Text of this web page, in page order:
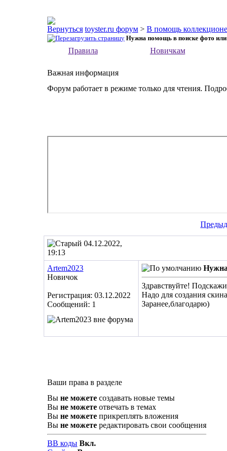
toyster.ru форум > В помощь
Нужна помощь в поиске фото
Правила
Новичкам
Важная информация
Форум работает в режиме только для чтения.
04.12.2022,
19:13
Artem2023
Новичок
Регистрация: 03.12.2022
Сообщений: 1
Здравствуйте!
Надо для создания
Заранее,благодарю)
Ваши права в разделе
Вы не можете создавать новые темы
Вы не можете отвечать в темах
Вы не можете прикреплять вложения
Вы не можете редактировать свои сообщения
BB коды Вкл.